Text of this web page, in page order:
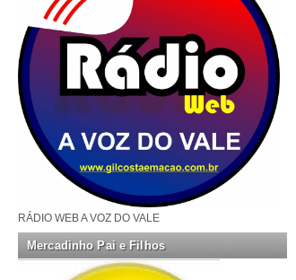
RÁDIO WEB A VOZ DO VALE
Mercadinho Pai e Filhos